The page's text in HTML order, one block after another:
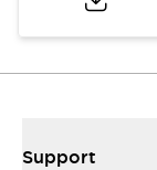
Support